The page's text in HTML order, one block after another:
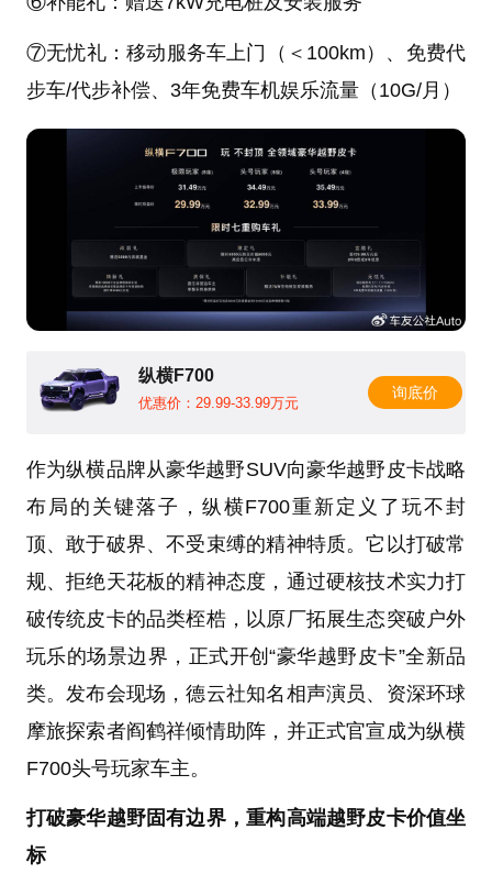
⑦无忧礼：移动服务车上门（＜100km）、免费代
步车/代步补偿、3年免费车机娱乐流量（10G/月）
纵横F700
优惠价：29.99-33.99万元
询底价
作为纵横品牌从豪华越野SUV向豪华越野皮卡战略
布局的关键落子，纵横F700重新定义了玩不封
顶、敢于破界、不受束缚的精神特质。它以打破常
规、拒绝天花板的精神态度，通过硬核技术实力打
破传统皮卡的品类桎梏，以原厂拓展生态突破户外
玩乐的场景边界，正式开创“豪华越野皮卡”全新品
类。发布会现场，德云社知名相声演员、资深环球
摩旅探索者阎鹤祥倾情助阵，并正式官宣成为纵横
F700头号玩家车主。
打破豪华越野固有边界，重构高端越野皮卡价值坐
标